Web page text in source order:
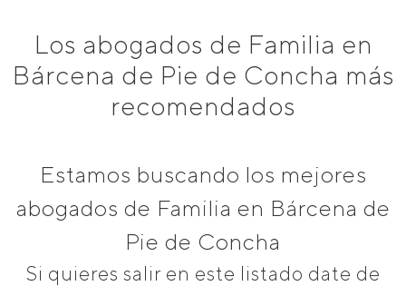
Los abogados de Familia en
Bárcena de Pie de Concha más
recomendados
Estamos buscando los mejores
abogados de Familia en Bárcena de
Pie de Concha
Si quieres salir en este listado date de